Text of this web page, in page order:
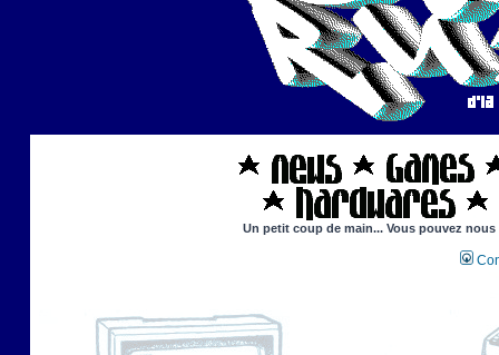
Un petit coup de main... Vous pouvez